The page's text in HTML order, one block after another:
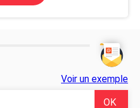
Voir un exemple